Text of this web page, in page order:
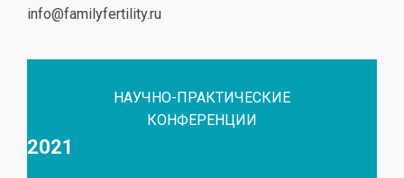
info@familyfertility.ru
НАУЧНО-ПРАКТИЧЕСКИЕ
КОНФЕРЕНЦИИ
2021